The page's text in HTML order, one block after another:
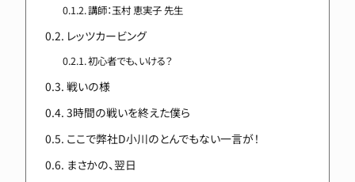
講師：玉村 恵実子 先生
レッツカービング
初心者でも、いける？
戦いの様
3時間の戦いを終えた僕ら
ここで弊社D小川のとんでもない一言が！
まさかの、翌日